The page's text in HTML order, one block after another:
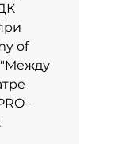
of
"Между